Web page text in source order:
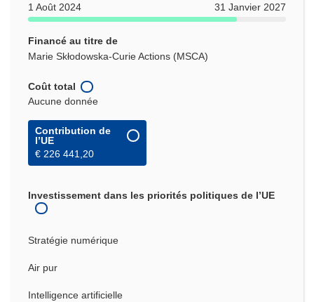
1 Août 2024
31 Janvier 2027
Financé au titre de
Marie Skłodowska-Curie Actions (MSCA)
Coût total
Aucune donnée
Contribution de
l’UE
€ 226 441,20
Investissement dans les priorités politiques de l’UE
Stratégie numérique
Air pur
Intelligence artificielle